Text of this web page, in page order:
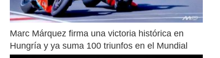
Marc Márquez firma una victoria histórica en
Hungría y ya suma 100 triunfos en el Mundial